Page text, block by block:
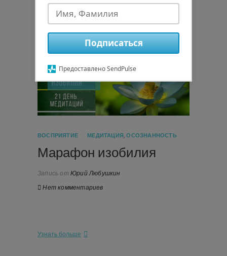
дети, и большая часть мира сейчас…
Узнать больше
28.05.2021
ВОСПРИЯТИЕ МЕДИТАЦИЯ,ОСОЗНАННОСТЬ
Марафон изобилия
Запись от Юрий Любушкин
Нет комментариев
Узнать больше
Подписаться
Предоставлено SendPulse